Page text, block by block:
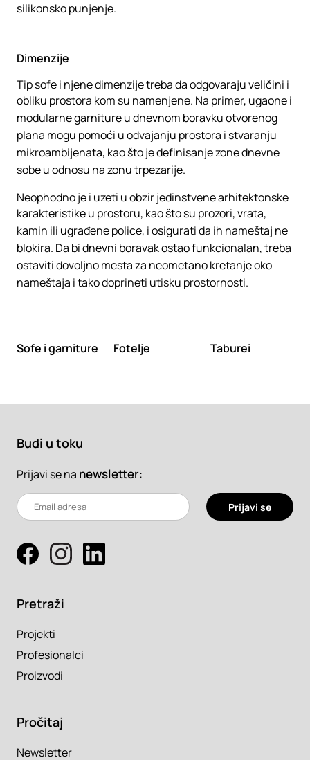
silikonsko punjenje.
Dimenzije
Tip sofe i njene dimenzije treba da odgovaraju veličini i
obliku prostora kom su namenjene. Na primer, ugaone i
modularne garniture u dnevnom boravku otvorenog
plana mogu pomoći u odvajanju prostora i stvaranju
mikroambijenata, kao što je definisanje zone dnevne
sobe u odnosu na zonu trpezarije.
Neophodno je i uzeti u obzir jedinstvene arhitektonske
karakteristike u prostoru, kao što su prozori, vrata,
kamin ili ugrađene police, i osigurati da ih nameštaj ne
blokira. Da bi dnevni boravak ostao funkcionalan, treba
ostaviti dovoljno mesta za neometano kretanje oko
nameštaja i tako doprineti utisku prostornosti.
Sofe i garniture Fotelje Taburei
Budi u toku
Prijavi se na newsletter:
Prijavi se
Pretraži
Projekti
Profesionalci
Proizvodi
Pročitaj
Newsletter